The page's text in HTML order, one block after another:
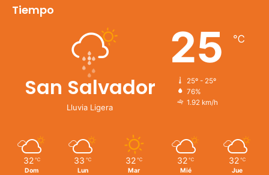
Tiempo
San Salvador
Lluvia Ligera
25 ℃
25º - 25º
76%
1.92 km/h
32 ℃
Dom
33 ℃
Lun
32 ℃
Mar
32 ℃
Mié
32 ℃
Jue